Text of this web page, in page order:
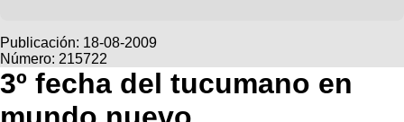
Viajes
Descenso
Buscar
Ultimos
Fotos
Bicicletas
Tandem
Videos
Cicloturismo
Publicación: 18-08-2009
Número: 215722
3º fecha del tucumano en